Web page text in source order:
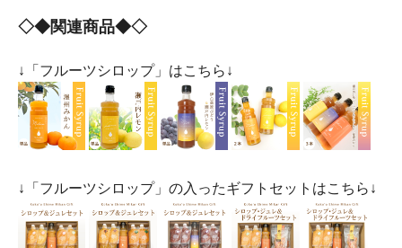
◇◆関連商品◆◇
↓「フルーツシロップ」はこちら↓
↓「フルーツシロップ」の入ったギフトセットはこちら↓